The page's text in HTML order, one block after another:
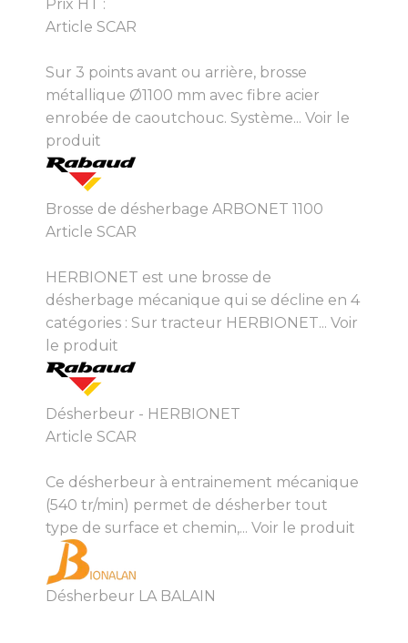
Prix HT :
Article SCAR
Sur 3 points avant ou arrière, brosse
métallique Ø1100 mm avec fibre acier
enrobée de caoutchouc. Système... Voir le
produit
Brosse de désherbage ARBONET 1100
Article SCAR
HERBIONET est une brosse de
désherbage mécanique qui se décline en 4
catégories : Sur tracteur HERBIONET... Voir
le produit
Désherbeur - HERBIONET
Article SCAR
Ce désherbeur à entrainement mécanique
(540 tr/min) permet de désherber tout
type de surface et chemin,... Voir le produit
Désherbeur LA BALAIN